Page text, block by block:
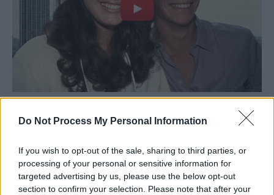
Do Not Process My Personal Information
If you wish to opt-out of the sale, sharing to third parties, or
processing of your personal or sensitive information for
targeted advertising by us, please use the below opt-out
section to confirm your selection. Please note that after your